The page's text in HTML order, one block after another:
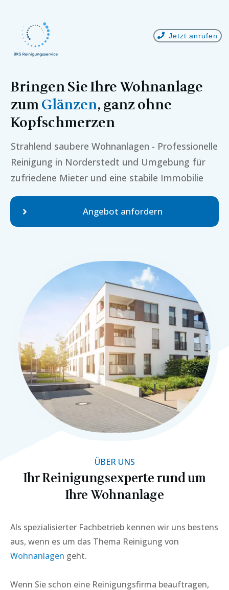
Jetzt anrufen
Bringen Sie Ihre Wohnanlage
zumGlänzen, ganz ohne
Kopfschmerzen
Strahlend saubere Wohnanlagen - Professionelle
Reinigung in Norderstedt und Umgebung für
zufriedene Mieter und eine stabile Immobilie
Angebot anfordern
ÜBER UNS
Ihr Reinigungsexperte rund um
IhreWohnanlage
Als spezialisierter Fachbetrieb kennen wir uns bestens
aus, wenn es um das Thema Reinigung von
Wohnanlagen geht.
Wenn Sie schon eine Reinigungsfirma beauftragen,